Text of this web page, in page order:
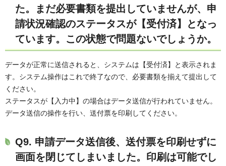
た。まだ必要書類を提出していませんが、申
請状況確認のステータスが【受付済】となっ
ています。この状態で問題ないでしょうか。
データが正常に送信されると、システムは【受付済】と表示されま
す。システム操作はこれで終了なので、必要書類を揃えて提出して
ください。
ステータスが【入力中】の場合はデータ送信が行われていません。
データ送信の操作を行い、送付票を印刷してください。
Q9. 申請データ送信後、送付票を印刷せずに
画面を閉じてしまいました。印刷は可能でし